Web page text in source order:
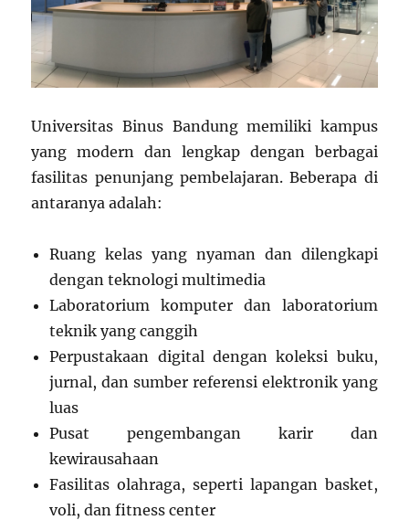
Universitas Binus Bandung memiliki kampus
yang modern dan lengkap dengan berbagai
fasilitas penunjang pembelajaran. Beberapa di
antaranya adalah:
Ruang kelas yang nyaman dan dilengkapi
dengan teknologi multimedia
Laboratorium komputer dan laboratorium
teknik yang canggih
Perpustakaan digital dengan koleksi buku,
jurnal, dan sumber referensi elektronik yang
luas
Pusat pengembangan karir dan
kewirausahaan
Fasilitas olahraga, seperti lapangan basket,
voli, dan fitness center